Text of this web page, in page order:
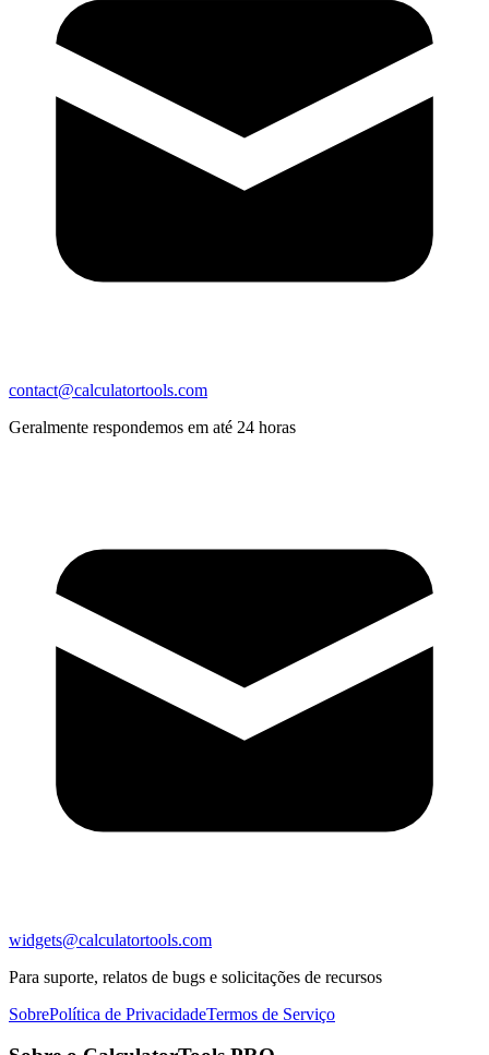
contact@calculatortools.com
Geralmente respondemos em até 24 horas
widgets@calculatortools.com
Para suporte, relatos de bugs e solicitações de recursos
SobrePolítica de PrivacidadeTermos de Serviço